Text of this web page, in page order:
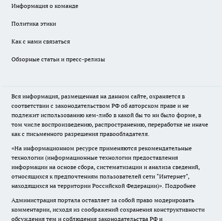
Информация о команде
Политика этики
Как с нами связаться
Обзорные статьи и пресс-релизы
Вся информация, размещенная на данном сайте, охраняется в
соответствии с законодательством РФ об авторском праве и не
подлежит использованию кем-либо в какой бы то ни было форме, в
том числе воспроизведению, распространению, переработке не иначе
как с письменного разрешения правообладателя.
«На информационном ресурсе применяются рекомендательные
технологии (информационные технологии предоставления
информации на основе сбора, систематизации и анализа сведений,
относящихся к предпочтениям пользователей сети "Интернет",
находящихся на территории Российской Федерации)». Подробнее
Администрация портала оставляет за собой право модерировать
комментарии, исходя из соображений сохранения конструктивности
обсуждения тем и соблюдения законодательства РФ и